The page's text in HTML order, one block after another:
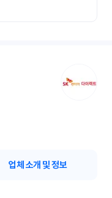
업체 소개 및 정보